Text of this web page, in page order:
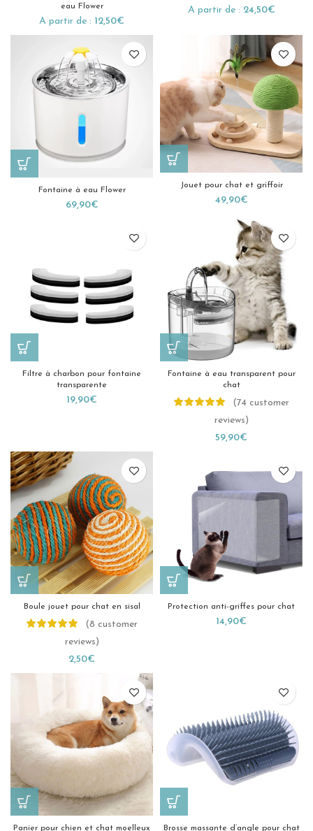
eau Flower
A partir de : 12,50€
A partir de : 24,50€
Fontaine à eau Flower
69,90€
Jouet pour chat et griffoir
49,90€
Filtre à charbon pour fontaine
transparente
19,90€
Fontaine à eau transparent pour
chat
(74customer
reviews)
59,90€
Boule jouet pour chat en sisal
(8 customer
reviews)
2,50€
Protection anti-griffes pour chat
14,90€
Panier pour chien et chat moelleux Brosse massante d’angle pour chat